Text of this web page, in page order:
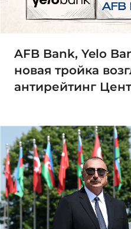
AFB Bank, Yelo
новая тройка
антирейтинг